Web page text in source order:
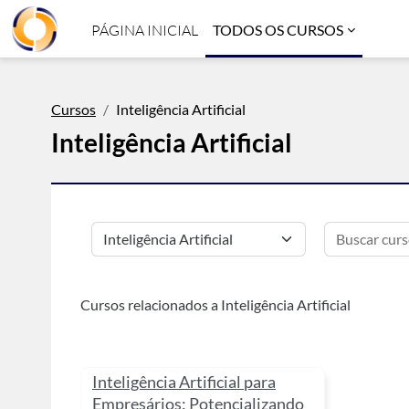
Ir para o conteúdo principal
PÁGINA INICIAL TODOS OS CURSOS
Cursos Inteligência Artificial
Inteligência Artificial
Categorias de Cursos
Cursos relacionados a Inteligência Artificial
Inteligência Artificial para
Empresários: Potencializando